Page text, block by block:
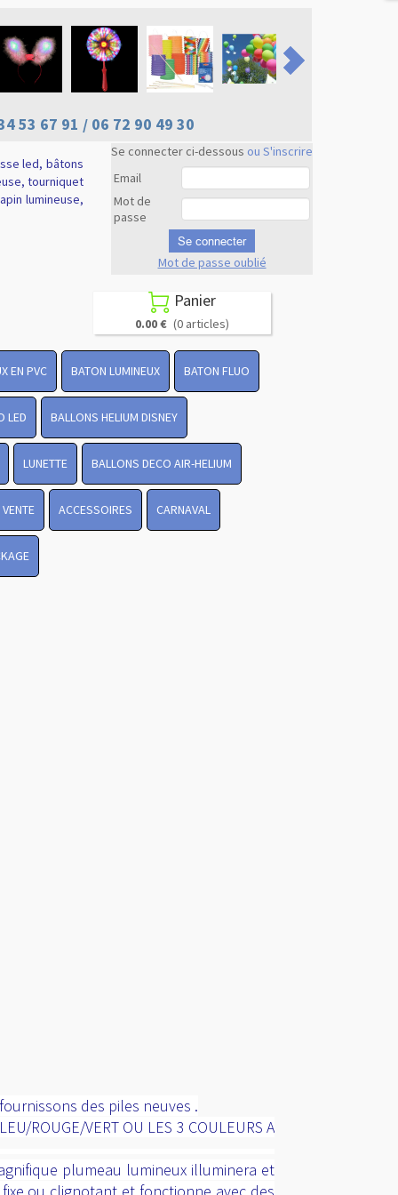
53 67 91 / 06 72 90 49 30
Se connecter ci-dessous ou S'inscrire
Email
Mot de
passe
Se connecter
Mot de passe oublié
led, bâtons
tourniquet
lumineuse,
 Panier
0.00 € (0 articles)
EN PVC BATON LUMINEUX BATON FLUO
LED BALLONS HELIUM DISNEY
LUNETTE BALLONS DECO AIR-HELIUM
ACCESSOIRES CARNAVAL
des piles neuves .
ROUGE/VERT OU LES 3 COULEURS A
plumeau lumineux illuminera et